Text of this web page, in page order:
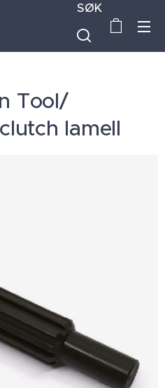
SØK
Tool/
lamell